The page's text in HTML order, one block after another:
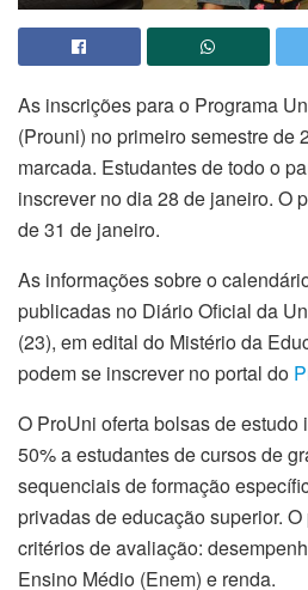
As inscrições para o Programa
(Prouni) no primeiro semestre de
marcada. Estudantes de todo o
inscrever no dia 28 de janeiro. O
de 31 de janeiro.
As informações sobre o
publicadas no Diário Oficial da
(23), em edital do Mistério da
podem se inscrever no portal do
O ProUni oferta bolsas de estudo
50% a estudantes de cursos de
sequenciais de formação
privadas de educação superior.
critérios de avaliação:
Ensino Médio (Enem) e renda.